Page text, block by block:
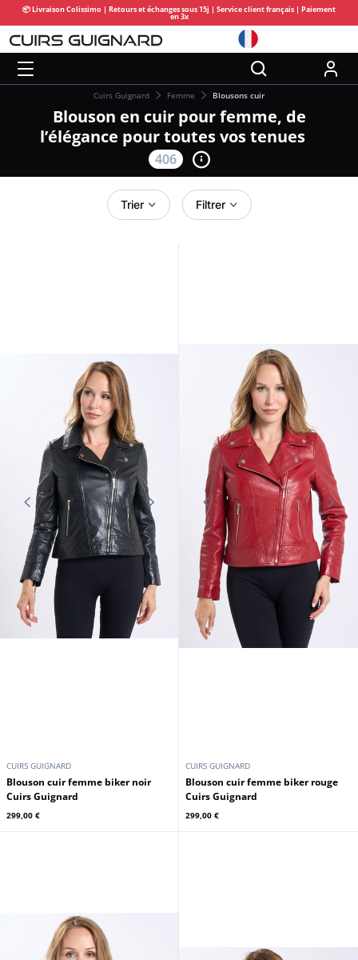
📦 Livraison Colissimo | Retours et échanges sous 15j | Service client français | Paiement
en 3x
Cuirs Guignard Femme Blousons cuir
Blouson en cuir pour femme, de
l’élégance pour toutes vos tenues
406
Trier Filtrer
CUIRS GUIGNARD
Blouson cuir femme biker noir
Cuirs Guignard
299,00 €
CUIRS GUIGNARD
Blouson cuir femme biker rouge
Cuirs Guignard
299,00 €